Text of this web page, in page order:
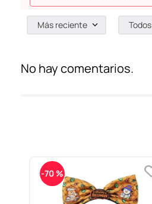
Más reciente Todos
No hay comentarios.
-70 %